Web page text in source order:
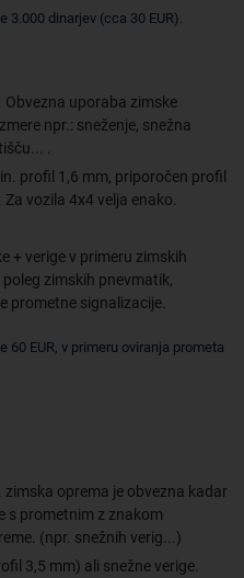
3.000 dinarjev (cca 30 EUR).
uporaba zimske
npr.: sneženje, snežna
.
profil 1,6 mm, priporočen profil
vozila 4x4 velja enako.
+ verige v primeru zimskih
zimskih pnevmatik,
prometne signalizacije.
60 EUR, v primeru oviranja prometa
oprema je obvezna kadar
s prometnim z znakom
(npr. snežnih verig...)
3,5 mm) ali snežne verige.